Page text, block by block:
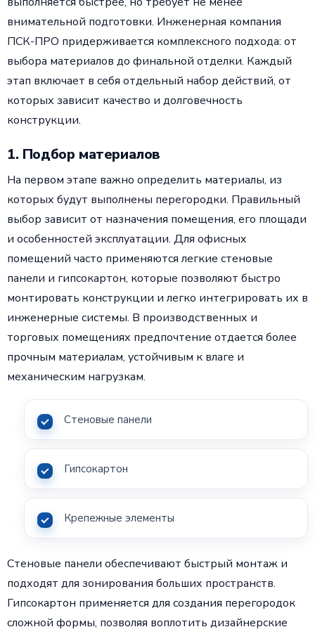
внимательной подготовки. Инженерная компания
ПСК-ПРО придерживается комплексного подхода: от
выбора материалов до финальной отделки. Каждый
этап включает в себя отдельный набор действий, от
которых зависит качество и долговечность
конструкции.
1. Подбор материалов
На первом этапе важно определить материалы, из
которых будут выполнены перегородки. Правильный
выбор зависит от назначения помещения, его площади
и особенностей эксплуатации. Для офисных
помещений часто применяются легкие стеновые
панели и гипсокартон, которые позволяют быстро
монтировать конструкции и легко интегрировать их в
инженерные системы. В производственных и
торговых помещениях предпочтение отдается более
прочным материалам, устойчивым к влаге и
механическим нагрузкам.
Стеновые панели
Гипсокартон
Крепежные элементы
Стеновые панели обеспечивают быстрый монтаж и
подходят для зонирования больших пространств.
Гипсокартон применяется для создания перегородок
сложной формы, позволяя воплотить дизайнерские